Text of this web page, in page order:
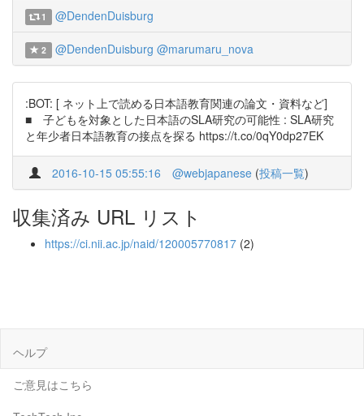
1 @DendenDuisburg
2 @DendenDuisburg @marumaru_nova
:BOT: [ ネット上で読める日本語教育関連の論文・資料など]
■ 子どもを対象とした日本語のSLA研究の可能性 : SLA研究
と年少者日本語教育の接点を探る https://t.co/0qY0dp27EK
2016-10-15 05:55:16 @webjapanese (投稿一覧)
収集済み URL リスト
https://ci.nii.ac.jp/naid/120005770817 (2)
ヘルプ
ご意見はこちら